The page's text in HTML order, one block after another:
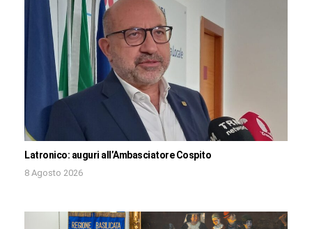
Latronico: auguri all’Ambasciatore Cospito
8 Agosto 2026